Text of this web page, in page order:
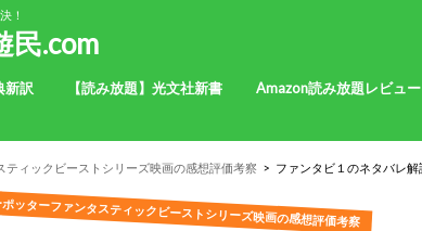
！
民.com
新訳 【読み放題】光文社新書 Amazon読み放題レビュー
ティックビーストシリーズ映画の感想評価考察 ファンタビ１のネタバレ
ッターファンタスティックビーストシリーズ映画の感想評価考察